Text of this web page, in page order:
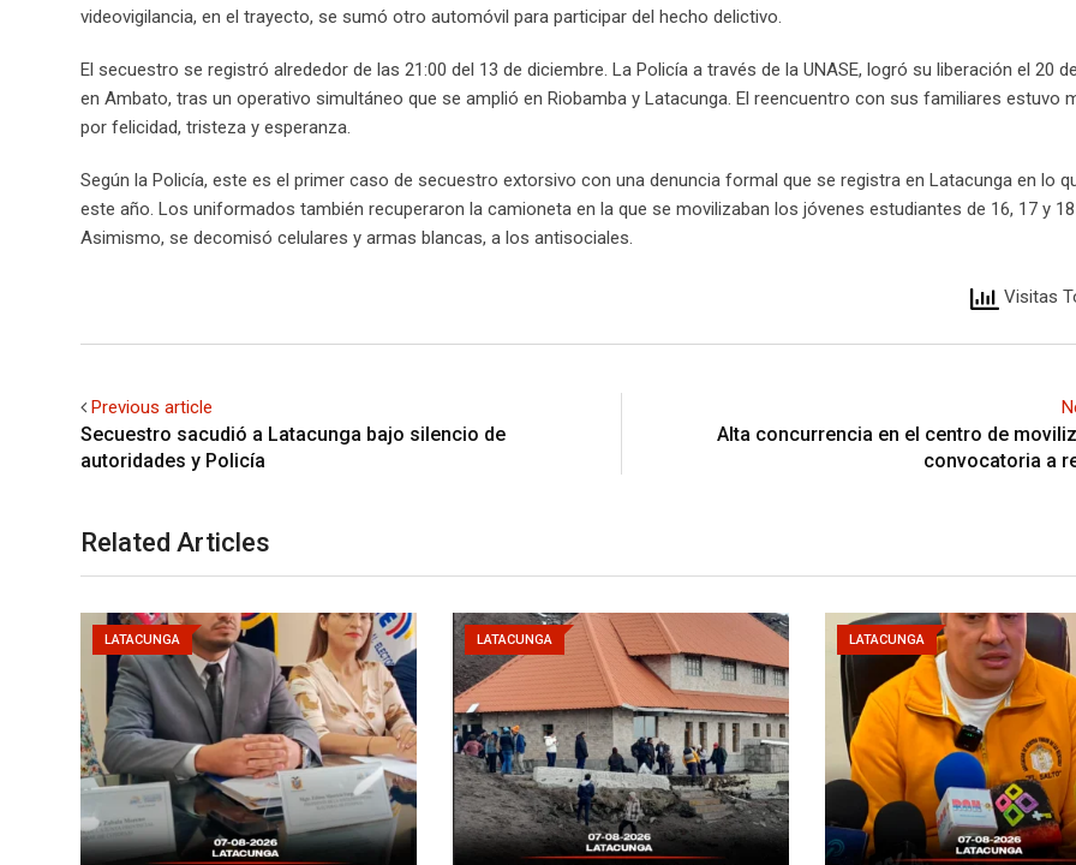
videovigilancia, en el trayecto, se sumó otro automóvil para participar del hecho delictivo.
El secuestro se registró alrededor de las 21:00 del 13 de diciembre. La Policía a través de la UNASE, logró su liberación el 20
en Ambato, tras un operativo simultáneo que se amplió en Riobamba y Latacunga. El reencuentro con sus familiares estuvo
por felicidad, tristeza y esperanza.
Según la Policía, este es el primer caso de secuestro extorsivo con una denuncia formal que se registra en Latacunga en lo
este año. Los uniformados también recuperaron la camioneta en la que se movilizaban los jóvenes estudiantes de 16, 17 y
Asimismo, se decomisó celulares y armas blancas, a los antisociales.
Visitas
Previous article
Secuestro sacudió a Latacunga bajo silencio de
autoridades y Policía
Alta concurrencia en el centro de
convocatoria a
Related Articles
LATACUNGA LATACUNGA LATACUNGA